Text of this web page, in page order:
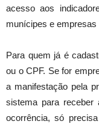
acesso aos
munícipes e empresas
Para quem já é
ou o CPF. Se for
a manifestação pela
sistema para
ocorrência, só